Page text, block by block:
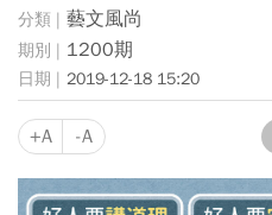
藝文風尚
1200期
2019-12-18 15:20
+A -A